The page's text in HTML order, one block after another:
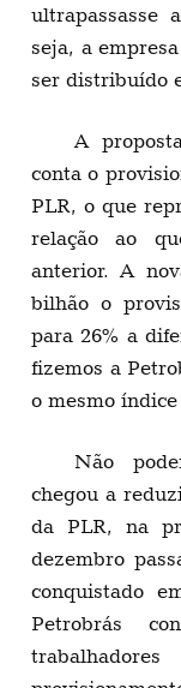
ultrapassasse
seja, a
ser distribuído
A
conta o
PLR, o que
relação ao
anterior. A
bilhão o
para 26% a
fizemos a
o mesmo
Não
chegou a
da PLR, na
dezembro
conquistado
Petrobrás